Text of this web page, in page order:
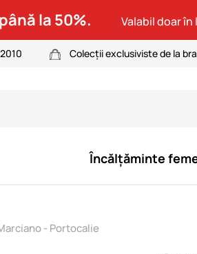
la 50%. Valabil doar
Colecții exclusiviste de la
Încălțăminte
- Portocalie